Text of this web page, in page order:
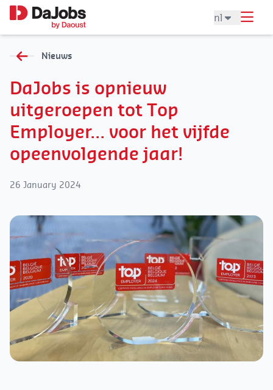
nl
Nieuws
DaJobs is opnieuw
uitgeroepen tot Top
Employer… voor het vijfde
opeenvolgende jaar!
26 January 2024